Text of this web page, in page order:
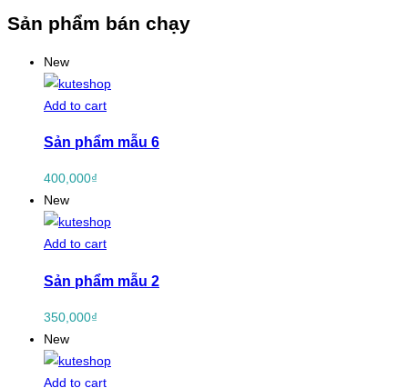
Sản phẩm bán chạy
New
Add to cart
Sản phẩm mẫu 6
400,000₫
New
Add to cart
Sản phẩm mẫu 2
350,000₫
New
Add to cart